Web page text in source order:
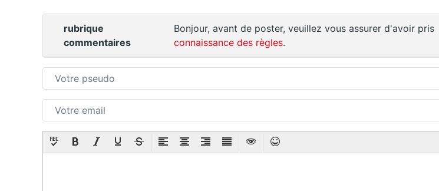
rubrique
commentaires
Bonjour, avant de poster, veuillez vous assurer d'avoir pris
connaissance des règles.